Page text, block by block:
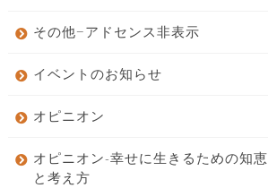
その他−アドセンス非表示
イベントのお知らせ
オピニオン
オピニオン-幸せに生きるための知恵
と考え方